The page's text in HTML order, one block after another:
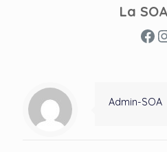
La SOA
Admin-SOA